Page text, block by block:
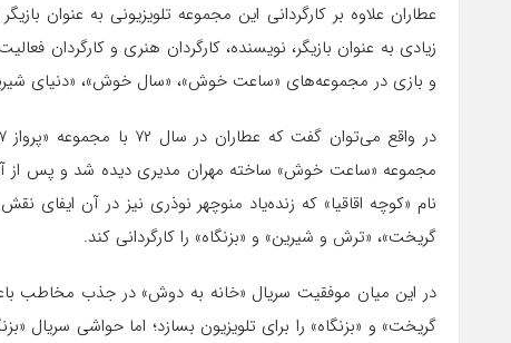
عطاران علاوه بر کارگردانی این مجموعه تلویزیونی به عنوان
زیادی به عنوان بازیگر، نویسنده، کارگردان هنری و کارگردان
و بازی در مجموعه‌های «ساعت خوش»، «سال خوش»، «دنیای
مجموعه «ساعت خوش» ساخته مهران مدیری دیده شد و پس از
نام «کوچه اقاقیا» که زنده‌یاد منوچهر نوذری نیز در آن ایفای
گریخت»، «ترش و شیرین» و «بزنگاه» را کارگردانی کند.
در این میان موفقیت سریال «خانه به دوش» در جذب مخاطب‌